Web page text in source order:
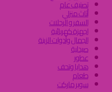
تصنيف عام
أثاث منزلي
السفر و الرحلات
اجهزة كهربائية
الجمال وأدوات الزينة
صيدلية
عطور
هدايا وتحف
طعام
سوبر ماركت